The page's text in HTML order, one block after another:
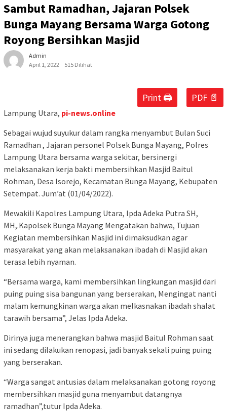
Sambut Ramadhan, Jajaran Polsek
Bunga Mayang Bersama Warga Gotong
Royong Bersihkan Masjid
Admin
April 1, 2022
515 Dilihat
Print 🖨 PDF 📄
Lampung Utara, pi-news.online
Sebagai wujud suyukur dalam rangka menyambut Bulan Suci
Ramadhan , Jajaran personel Polsek Bunga Mayang, Polres
Lampung Utara bersama warga sekitar, bersinergi
melaksanakan kerja bakti membersihkan Masjid Baitul
Rohman, Desa Isorejo, Kecamatan Bunga Mayang, Kebupaten
Setempat. Jum’at (01/04/2022).
Mewakili Kapolres Lampung Utara, Ipda Adeka Putra SH,
MH,.Kapolsek Bunga Mayang Mengatakan bahwa, Tujuan
Kegiatan membersihkan Masjid ini dimaksudkan agar
masyarakat yang akan melaksanakan ibadah di Masjid akan
terasa lebih nyaman.
“Bersama warga, kami membersihkan lingkungan masjid dari
puing puing sisa bangunan yang berserakan, Mengingat nanti
malam kemungkinan warga akan melkasnakan ibadah shalat
tarawih bersama”, Jelas Ipda Adeka.
Dirinya juga menerangkan bahwa masjid Baitul Rohman saat
ini sedang dilakukan renopasi, jadi banyak sekali puing puing
yang berserakan.
“Warga sangat antusias dalam melaksanakan gotong royong
membersihkan masjid guna menyambut datangnya
ramadhan”,tutur Ipda Adeka.